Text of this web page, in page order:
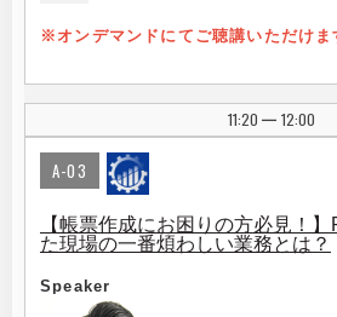
※オンデマンドにてご聴講いただけま
11:20 | 12:00
A-03
【帳票作成にお困りの方必見！
た現場の一番煩わしい業務とは？
Speaker